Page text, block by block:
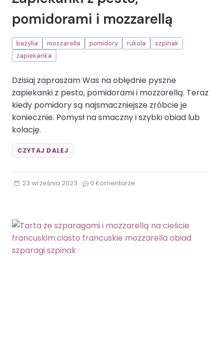
pomidorami i mozzarellą
bazylia mozzarella pomidory rukola
szpinak
zapiekanka
Dzisiaj zapraszam Was na obłędnie pyszne
zapiekanki z pesto, pomidorami i mozzarellą. Teraz
kiedy pomidory są najsmaczniejsze zróbcie je
koniecznie. Pomysł na smaczny i szybki obiad lub
kolację.
CZYTAJ DALEJZAPIEKANKI
Z
I
RUKOLA
SZPINAK
ZAPIEKANKA
23 września 2023 0 Komentarze